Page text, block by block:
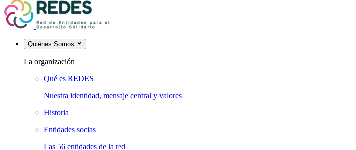
Quiénes Somos
La organización
Qué es REDES
Nuestra identidad, mensaje central y valores
Historia
Entidades socias
Las 56 entidades de la red